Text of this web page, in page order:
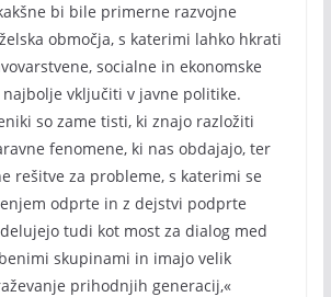
bi bile primerne razvojne
območja, s katerimi lahko hkrati
socialne in ekonomske
vključiti v javne politike.
so zame tisti, ki znajo razložiti
fenomene, ki nas obdajajo, ter
rešitve za probleme, s katerimi se
odprte in z dejstvi podprte
tudi kot most za dialog med
skupinami in imajo velik
prihodnjih generacij,«